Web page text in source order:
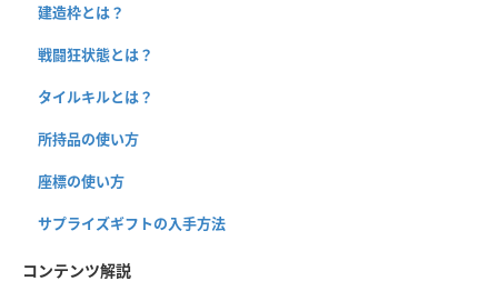
建造枠とは？
戦闘狂状態とは？
タイルキルとは？
所持品の使い方
座標の使い方
サプライズギフトの入手方法
コンテンツ解説